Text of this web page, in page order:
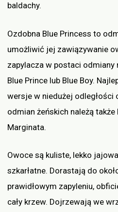
baldachy.
Ozdobna Blue Princess to
umożliwić jej zawiązywanie
zapylacza w postaci odmiany
Blue Prince lub Blue Boy.
wersje w niedużej odległości
odmian żeńskich należą
Marginata.
Owoce są kuliste, lekko
szkarłatne. Dorastają do
prawidłowym zapyleniu,
cały krzew. Dojrzewają we